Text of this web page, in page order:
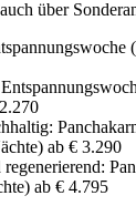
über
ab € 3.290
ab € 4.795